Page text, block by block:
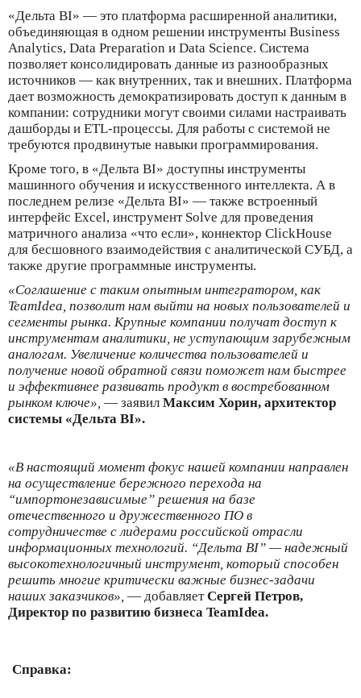
«Дельта BI» — это платформа расширенной аналитики,
объединяющая в одном решении инструменты Business
Analytics, Data Preparation и Data Science. Система
позволяет консолидировать данные из разнообразных
источников — как внутренних, так и внешних. Платформа
дает возможность демократизировать доступ к данным в
компании: сотрудники могут своими силами настраивать
дашборды и ETL-процессы. Для работы с системой не
требуются продвинутые навыки программирования.
Кроме того, в «Дельта BI» доступны инструменты
машинного обучения и искусственного интеллекта. А в
последнем релизе «Дельта BI» — также встроенный
интерфейс Excel, инструмент Solve для проведения
матричного анализа «что если», коннектор ClickHouse
для бесшовного взаимодействия с аналитической СУБД, а
также другие программные инструменты.
«Соглашение с таким опытным интегратором, как
TeamIdea, позволит нам выйти на новых пользователей и
сегменты рынка. Крупные компании получат доступ к
инструментам аналитики, не уступающим зарубежным
аналогам. Увеличение количества пользователей и
получение новой обратной связи поможет нам быстрее
и эффективнее развивать продукт в востребованном
рынком ключе», — заявил Максим Хорин, архитектор
системы «Дельта BI».
«В настоящий момент фокус нашей компании направлен
на осуществление бережного перехода на
“импортонезависимые” решения на базе
отечественного и дружественного ПО в
сотрудничестве с лидерами российской отрасли
информационных технологий. “Дельта BI” — надежный
высокотехнологичный инструмент, который способен
решить многие критически важные бизнес-задачи
наших заказчиков», — добавляетСергей Петров,
Директор по развитию бизнеса TeamIdea.
Справка: